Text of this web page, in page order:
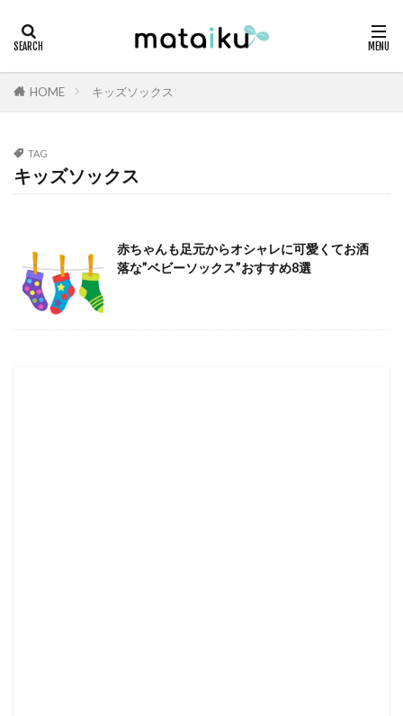
HOME キッズソックス
TAG
キッズソックス
赤ちゃんも足元からオシャレに可愛くてお洒
落な”ベビーソックス”おすすめ8選